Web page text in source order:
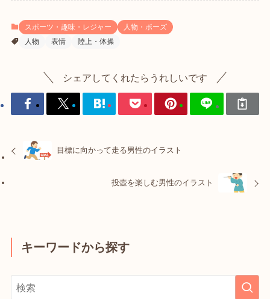
スポーツ・趣味・レジャー
人物・ポーズ
人物
表情 陸上・体操
シェアしてくれたらうれしいです
目標に向かって走る男性のイラスト
投壺を楽しむ男性のイラスト
キーワードから探す